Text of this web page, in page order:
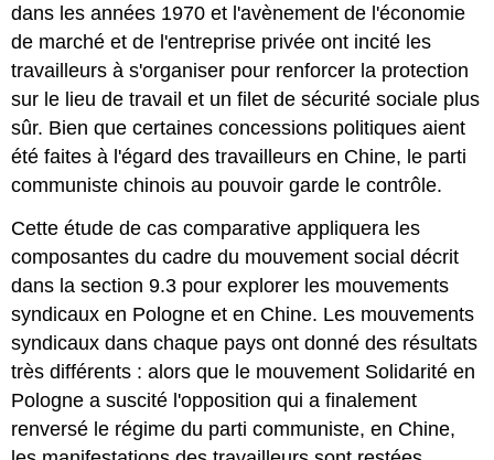
dans les années 1970 et l'avènement de l'économie
de marché et de l'entreprise privée ont incité les
travailleurs à s'organiser pour renforcer la protection
sur le lieu de travail et un filet de sécurité sociale plus
sûr. Bien que certaines concessions politiques aient
été faites à l'égard des travailleurs en Chine, le parti
communiste chinois au pouvoir garde le contrôle.
Cette étude de cas comparative appliquera les
composantes du cadre du mouvement social décrit
dans la section 9.3 pour explorer les mouvements
syndicaux en Pologne et en Chine. Les mouvements
syndicaux dans chaque pays ont donné des résultats
très différents : alors que le mouvement Solidarité en
Pologne a suscité l'opposition qui a finalement
renversé le régime du parti communiste, en Chine,